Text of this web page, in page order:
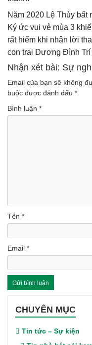
Năm 2020 Lệ Thủy
Ký ức vui vẻ mùa 3
rất hiếm khi nhận lời
con trai Dương Đình
Nhận xét bài: Sự
Email của bạn sẽ không
buộc được đánh dấu *
Bình luận *
Tên *
Email *
CHUYÊN MỤC
Tin tức – Sự kiện